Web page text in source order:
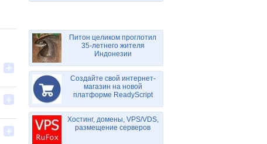
Питон целиком проглотил
35-летнего жителя
Индонезии
Создайте свой интернет-
магазин на новой
платформе ReadyScript
Хостинг, домены, VPS/VDS,
размещение серверов